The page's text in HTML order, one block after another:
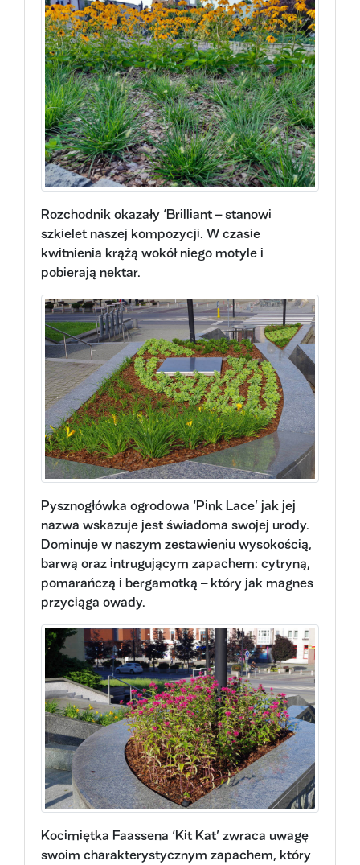
Rozchodnik okazały ‘Brilliant – stanowi
szkielet naszej kompozycji. W czasie
kwitnienia krążą wokół niego motyle i
pobierają nektar.
Pysznogłówka ogrodowa ‘Pink Lace’ jak jej
nazwa wskazuje jest świadoma swojej urody.
Dominuje w naszym zestawieniu wysokością,
barwą oraz intrugującym zapachem: cytryną,
pomarańczą i bergamotką – który jak magnes
przyciąga owady.
Kocimiętka Faassena ‘Kit Kat’ zwraca uwagę
swoim charakterystycznym zapachem, który